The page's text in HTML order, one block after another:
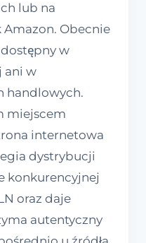
lub na
Obecnie
w
ani w
handlowych.
miejscem
internetowa
dystrybucji
konkurencyjnej
oraz daje
autentyczny